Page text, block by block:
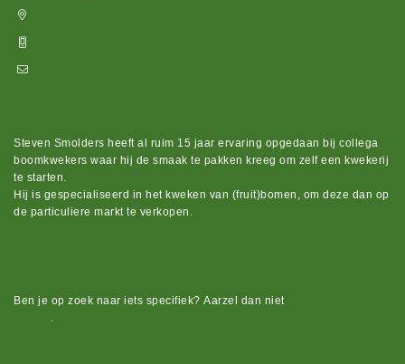
Steven Smolders heeft al ruim 15 jaar ervaring opgedaan bij collega
boomkwekers waar hij de smaak te pakken kreeg om zelf een kwekerij
te starten.
Hij is gespecialiseerd in het kweken van (fruit)bomen, om deze dan op
de particuliere markt te verkopen.
Ben je op zoek naar iets specifiek? Aarzel dan niet
.